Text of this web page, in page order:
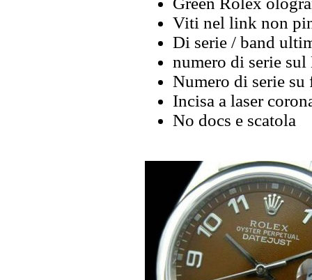
Viti nel link non
Di serie / band
numero di serie
Numero di serie su
Incisa a laser
No docs e scatola